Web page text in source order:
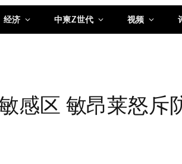
经济 中柬Z世代 视频
感区 敏昂莱怒斥